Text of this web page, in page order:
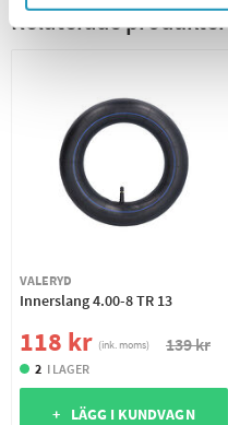
Relaterade produkter
VALERYD
Innerslang 4.00-8 TR 13
118 kr (ink. moms) 139 kr
2 I LAGER
+ LÄGG I KUNDVAGN